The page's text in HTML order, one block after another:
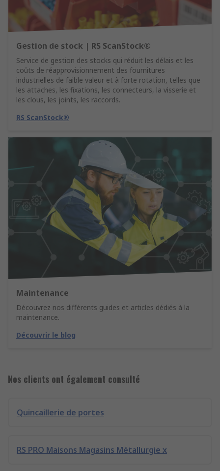
Gestion de stock | RS ScanStock®
Service de gestion des stocks qui réduit les délais et les
coûts de réapprovisionnement des fournitures
industrielles de faible valeur et à forte rotation, telles que
les attaches, les fixations, les connecteurs, la visserie et
les clous, les joints, les raccords.
RS ScanStock®
Maintenance
Découvrez nos différents guides et articles dédiés à la
maintenance.
Découvrir le blog
Nos clients ont également consulté
Quincaillerie de portes
RS PRO Maisons Magasins Métallurgie x